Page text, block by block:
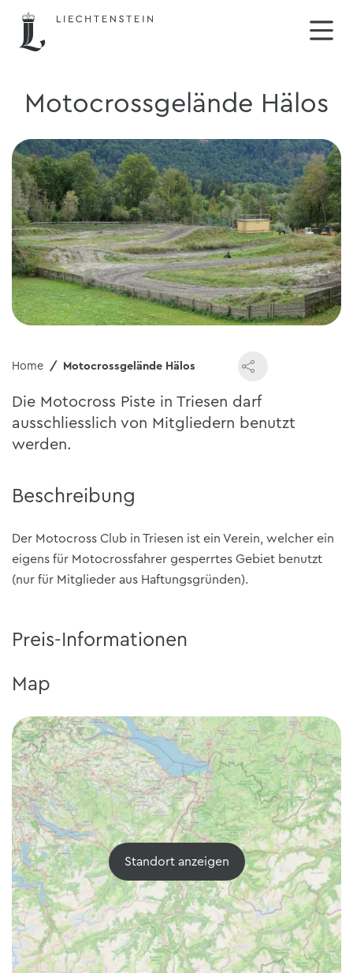
Motocrossgelände Hälos
Home Motocrossgelände Hälos
Die Motocross Piste in Triesen darf
ausschliesslich von Mitgliedern benutzt
werden.
Beschreibung
Der Motocross Club in Triesen ist ein Verein, welcher ein
eigens für Motocrossfahrer gesperrtes Gebiet benutzt
(nur für Mitglieder aus Haftungsgründen).
Preis-Informationen
Map
Standort anzeigen